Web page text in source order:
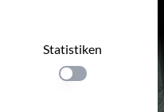
Statistiken
Einstellung